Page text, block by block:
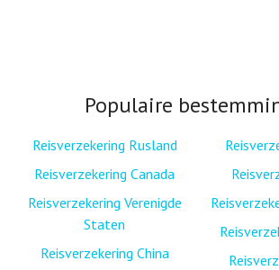
Populaire
Reisverzekering Rusland
Reisverzekering Canada
Reisverzekering Verenigde
Staten
Reisverzekering China